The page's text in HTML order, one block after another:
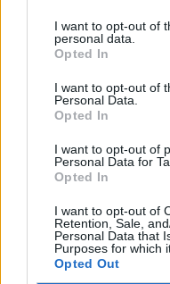
I want to opt-out of
personal data.
Opted In
I want to opt-out of
Personal Data.
Opted In
I want to opt-out of
Personal Data for
Opted In
I want to opt-out of
Retention, Sale,
Personal Data that
Purposes for which
Opted Out
Verslas
Nedideliame mieste -
maža parduotuvė:
padidinti